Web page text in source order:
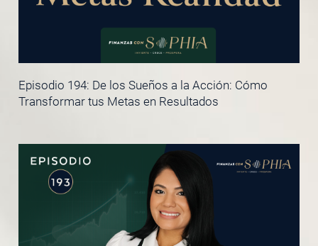
Episodio 194: De los Sueños a la Acción: Cómo
Transformar tus Metas en Resultados